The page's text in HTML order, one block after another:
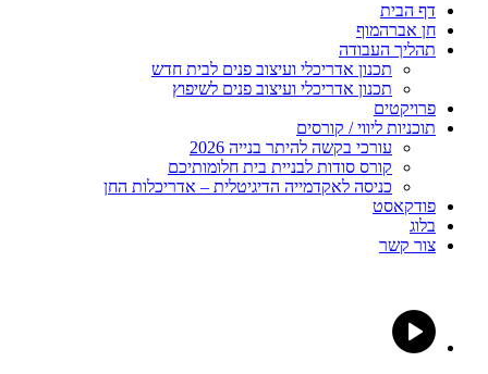
דף הבית
חן אברהמוף
תהליך העבודה
תכנון אדריכלי ועיצוב פנים לבית חדש
תכנון אדריכלי ועיצוב פנים לשיפוץ
פרויקטים
תוכניות ליווי / קורסים
עורכי בקשה להיתר בנייה 2026
קורס סודות לבניית בית חלומותיכם
כניסה לאקדמייה הדיגיטלית – אדריכלות החן
פודקאסט
בלוג
צור קשר